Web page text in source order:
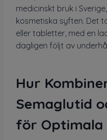
medicinskt bruk i
kosmetiska syften. Det
eller tabletter, med en
dagligen följt av
Hur
Semaglutid
för Optimala